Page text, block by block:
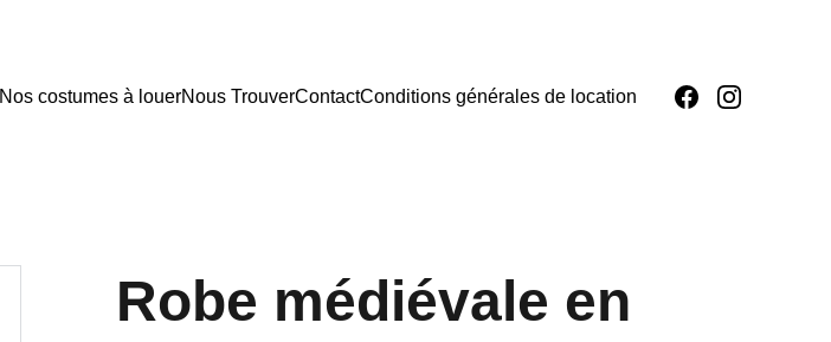
Nos costumes à louerNous TrouverContactConditions générales de location
Robe médiévale en